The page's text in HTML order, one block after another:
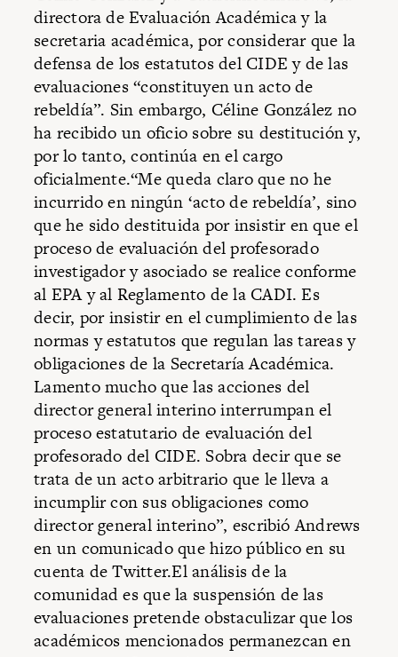
directora de Evaluación Académica y la
secretaria académica, por considerar que la
defensa de los estatutos del CIDE y de las
evaluaciones “constituyen un acto de
rebeldía”. Sin embargo, Céline González no
ha recibido un oficio sobre su destitución y,
por lo tanto, continúa en el cargo
oficialmente.“Me queda claro que no he
incurrido en ningún ‘acto de rebeldía’, sino
que he sido destituida por insistir en que el
proceso de evaluación del profesorado
investigador y asociado se realice conforme
al EPA y al Reglamento de la CADI. Es
decir, por insistir en el cumplimiento de las
normas y estatutos que regulan las tareas y
obligaciones de la Secretaría Académica.
Lamento mucho que las acciones del
director general interino interrumpan el
proceso estatutario de evaluación del
profesorado del CIDE. Sobra decir que se
trata de un acto arbitrario que le lleva a
incumplir con sus obligaciones como
director general interino”, escribió Andrews
en un comunicado que hizo público en su
cuenta de Twitter.El análisis de la
comunidad es que la suspensión de las
evaluaciones pretende obstaculizar que los
académicos mencionados permanezcan en